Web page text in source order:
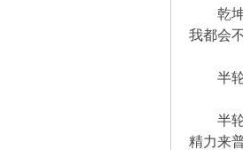
乾坤
我都会
半轮
半轮
精力来